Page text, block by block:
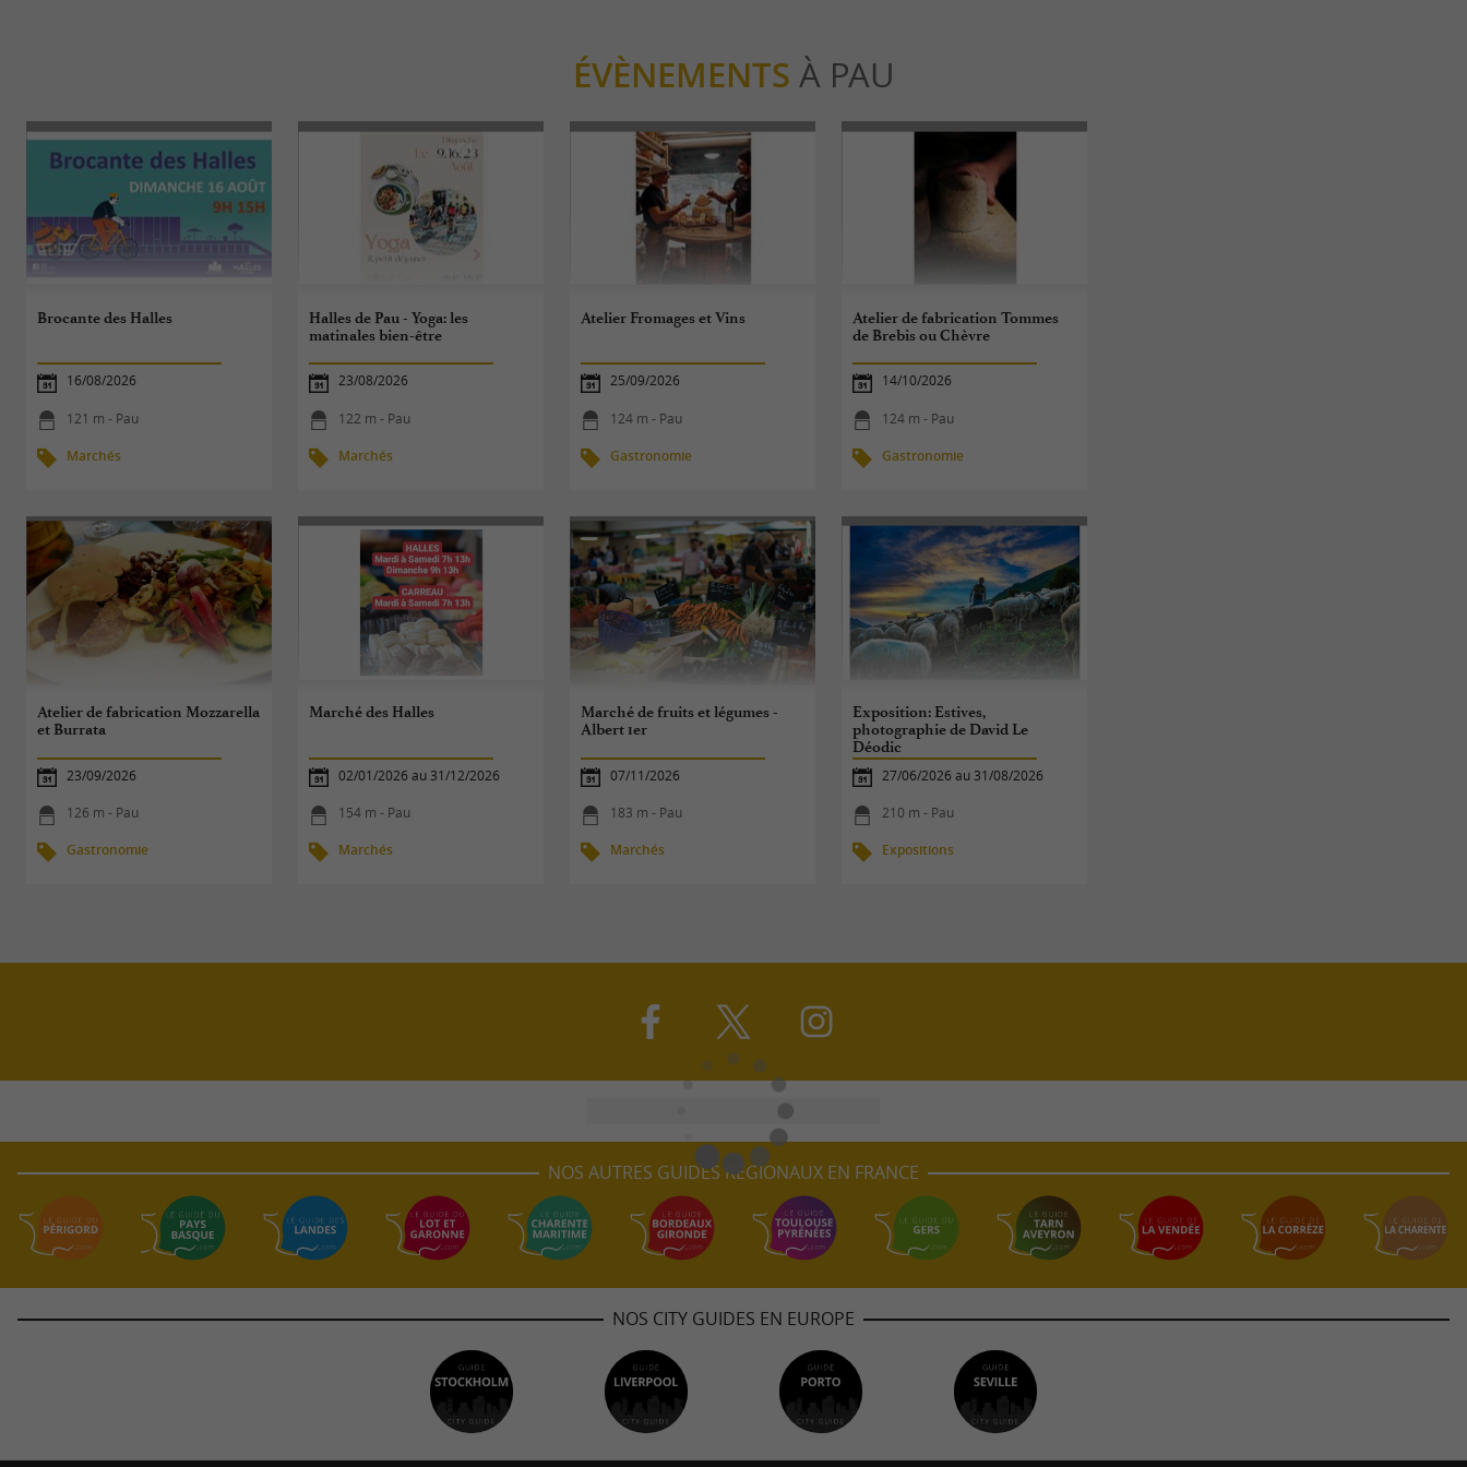
ÉVÈNEMENTS À PAU
Brocante des Halles
16/08/2026
121 m - Pau
Marchés
Halles de Pau - Yoga: les
matinales bien-être
23/08/2026
122 m - Pau
Marchés
Atelier Fromages et Vins
25/09/2026
124 m - Pau
Gastronomie
Atelier de fabrication Tommes
de Brebis ou Chèvre
14/10/2026
124 m - Pau
Gastronomie
Atelier de fabrication Mozzarella
et Burrata
23/09/2026
126 m - Pau
Gastronomie
Marché des Halles
02/01/2026 au 31/12/2026
154 m - Pau
Marchés
Marché de fruits et légumes -
Albert 1er
07/11/2026
183 m - Pau
Marchés
Exposition: Estives,
photographie de David Le
Déodic
27/06/2026 au 31/08/2026
210 m - Pau
Expositions
NOS AUTRES GUIDES RÉGIONAUX EN FRANCE
NOS CITY GUIDES EN EUROPE